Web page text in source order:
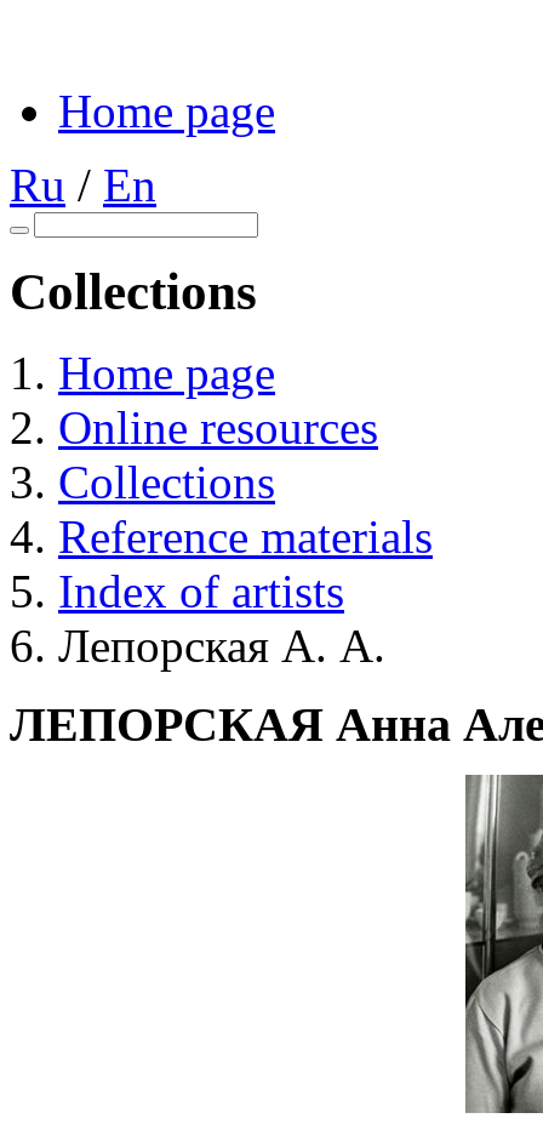
Home page
Ru / En
Collections
Home page
Online resources
Collections
Reference materials
Index of artists
Лепорская А. А.
ЛЕПОРСКАЯ Анна